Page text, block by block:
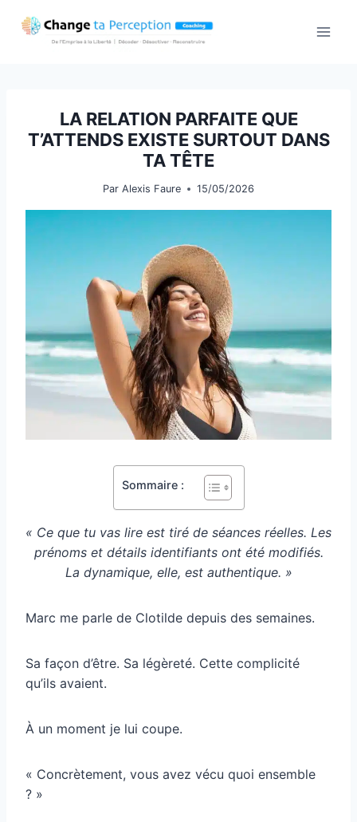
LA RELATION PARFAITE QUE
T’ATTENDS EXISTE SURTOUT DANS
TA TÊTE
Par Alexis Faure 15/05/2026
Sommaire :
« Ce que tu vas lire est tiré de séances réelles. Les
prénoms et détails identifiants ont été modifiés.
La dynamique, elle, est authentique. »
Marc me parle de Clotilde depuis des semaines.
Sa façon d’être. Sa légèreté. Cette complicité
qu’ils avaient.
À un moment je lui coupe.
« Concrètement, vous avez vécu quoi ensemble
? »